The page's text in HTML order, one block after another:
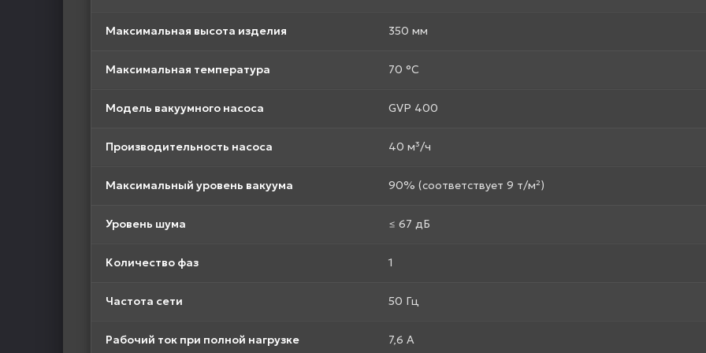
Максимальная высота изделия 350 мм
Максимальная температура 70 °С
Модель вакуумного насоса GVP 400
Производительность насоса 40 м³/ч
Максимальный уровень вакуума 90% (соответствует 9 т/м²)
Уровень шума ≤ 67 дБ
Количество фаз 1
Частота сети 50 Гц
Рабочий ток при полной нагрузке 7,6 А